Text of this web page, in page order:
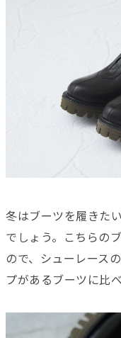
冬はブーツを履きた
でしょう。こちらの
ので、シューレース
プがあるブーツに比